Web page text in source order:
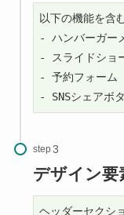
以下の機能を含
- ハンバーガー
- スライドショ
- 予約フォーム
- SNSシェアボ
step
デザイン要
ヘッダーセクシ